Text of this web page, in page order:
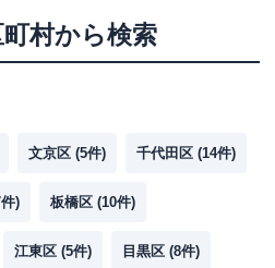
村から検索
文京区 (5件) 千代田区 (14件)
件) 板橋区 (10件)
江東区 (5件) 目黒区 (8件)